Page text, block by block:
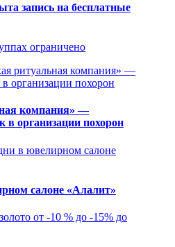
запись на бесплатные
ограничено
компания» —
организации похорон
салоне «Алалит»
от -10 % до -15% до